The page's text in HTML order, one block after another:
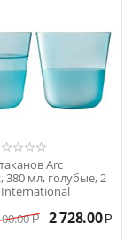
Arc
380 мл, голубые, 2
International
Р 2 728.00 Р